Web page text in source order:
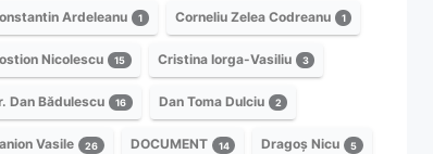
Ardeleanu 1 Corneliu Zelea Codreanu 1
Nicolescu 15 Cristina Iorga-Vasiliu 3
Dan Bădulescu 16 Dan Toma Dulciu 2
Vasile 26 DOCUMENT 14 Dragoș Nicu 5